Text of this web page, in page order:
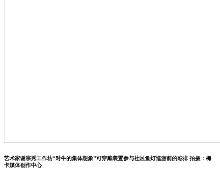
艺术家谢宗秀工作坊“对牛的集体想象”可穿戴装置参与社区鱼灯巡游前的彩排 拍摄：梅
卡媒体创作中心